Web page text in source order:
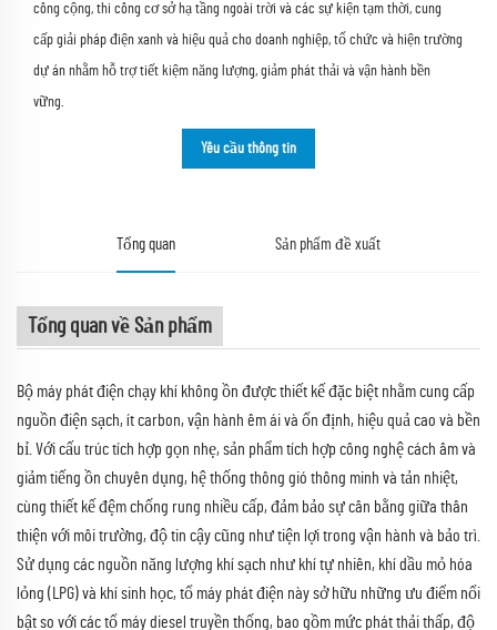
công cộng, thi công cơ sở hạ tầng ngoài trời và các sự kiện tạm thời, cung
cấp giải pháp điện xanh và hiệu quả cho doanh nghiệp, tổ chức và hiện trường
dự án nhằm hỗ trợ tiết kiệm năng lượng, giảm phát thải và vận hành bền
vững.
Yêu cầu thông tin
Tổng quan Sản phẩm đề xuất
Tổng quan về Sản phẩm
Bộ máy phát điện chạy khí không ồn được thiết kế đặc biệt nhằm cung cấp
nguồn điện sạch, ít carbon, vận hành êm ái và ổn định, hiệu quả cao và bền
bỉ. Với cấu trúc tích hợp gọn nhẹ, sản phẩm tích hợp công nghệ cách âm và
giảm tiếng ồn chuyên dụng, hệ thống thông gió thông minh và tản nhiệt,
cùng thiết kế đệm chống rung nhiều cấp, đảm bảo sự cân bằng giữa thân
thiện với môi trường, độ tin cậy cũng như tiện lợi trong vận hành và bảo trì.
Sử dụng các nguồn năng lượng khí sạch như khí tự nhiên, khí dầu mỏ hóa
lỏng (LPG) và khí sinh học, tổ máy phát điện này sở hữu những ưu điểm nổi
bật so với các tổ máy diesel truyền thống, bao gồm mức phát thải thấp, độ